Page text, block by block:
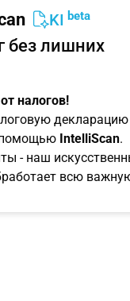
KI beta
без лишних
налогов!
декларацию
помощью IntelliScan.
- наш
всю